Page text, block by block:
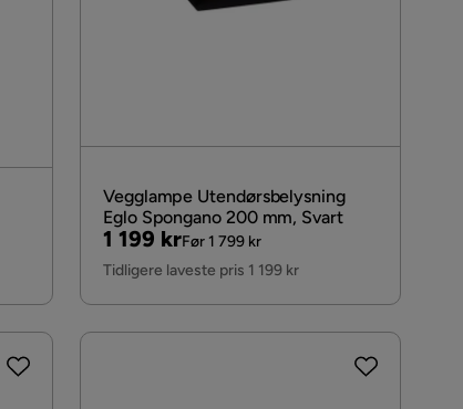
Vegglampe Utendørsbelysning
Eglo Spongano 200 mm, Svart
Pris
1 199 kr
Original
Pris
Før 1 799 kr
Tidligere laveste pris 1 199 kr